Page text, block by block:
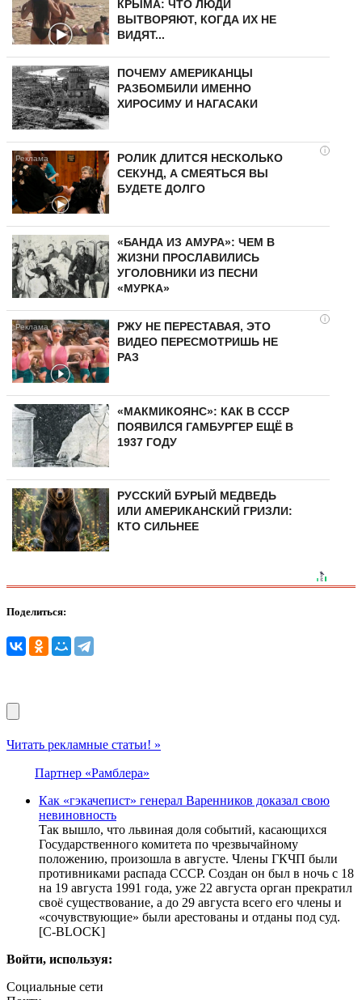
КРЫМА: ЧТО ЛЮДИ
ВЫТВОРЯЮТ, КОГДА ИХ НЕ
ВИДЯТ...
ПОЧЕМУ АМЕРИКАНЦЫ
РАЗБОМБИЛИ ИМЕННО
ХИРОСИМУ И НАГАСАКИ
i
РОЛИК ДЛИТСЯ НЕСКОЛЬКО
СЕКУНД, А СМЕЯТЬСЯ ВЫ
БУДЕТЕ ДОЛГО
«БАНДА ИЗ АМУРА»: ЧЕМ В
ЖИЗНИ ПРОСЛАВИЛИСЬ
УГОЛОВНИКИ ИЗ ПЕСНИ
«МУРКА»
i
РЖУ НЕ ПЕРЕСТАВАЯ, ЭТО
ВИДЕО ПЕРЕСМОТРИШЬ НЕ
РАЗ
«МАКМИКОЯНС»: КАК В СССР
ПОЯВИЛСЯ ГАМБУРГЕР ЕЩЁ В
1937 ГОДУ
РУССКИЙ БУРЫЙ МЕДВЕДЬ
ИЛИ АМЕРИКАНСКИЙ ГРИЗЛИ:
КТО СИЛЬНЕЕ
Поделиться:
Читать рекламные статьи! »
Партнер «Рамблера»
Как «гэкачепист» генерал Варенников доказал свою
невиновность
Так вышло, что львиная доля событий, касающихся
Государственного комитета по чрезвычайному
положению, произошла в августе. Члены ГКЧП были
противниками распада СССР. Создан он был в ночь с 18
на 19 августа 1991 года, уже 22 августа орган прекратил
своё существование, а до 29 августа всего его члены и
«сочувствующие» были арестованы и отданы под суд.
[С-BLOCK]
Войти, используя:
Социальные сети